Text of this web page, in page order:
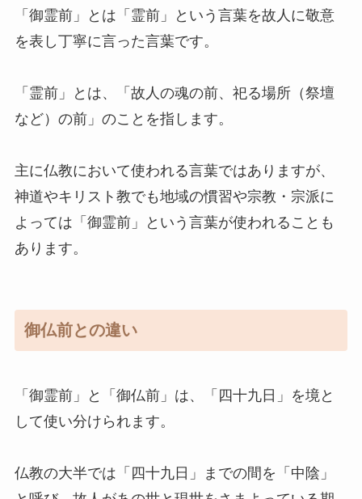
「御霊前」とは「霊前」という言葉を故人に敬意
を表し丁寧に言った言葉です。
「霊前」とは、「故人の魂の前、祀る場所（祭壇
など）の前」のことを指します。
主に仏教において使われる言葉ではありますが、
神道やキリスト教でも地域の慣習や宗教・宗派に
よっては「御霊前」という言葉が使われることも
あります。
御仏前との違い
「御霊前」と「御仏前」は、「四十九日」を境と
して使い分けられます。
仏教の大半では「四十九日」までの間を「中陰」